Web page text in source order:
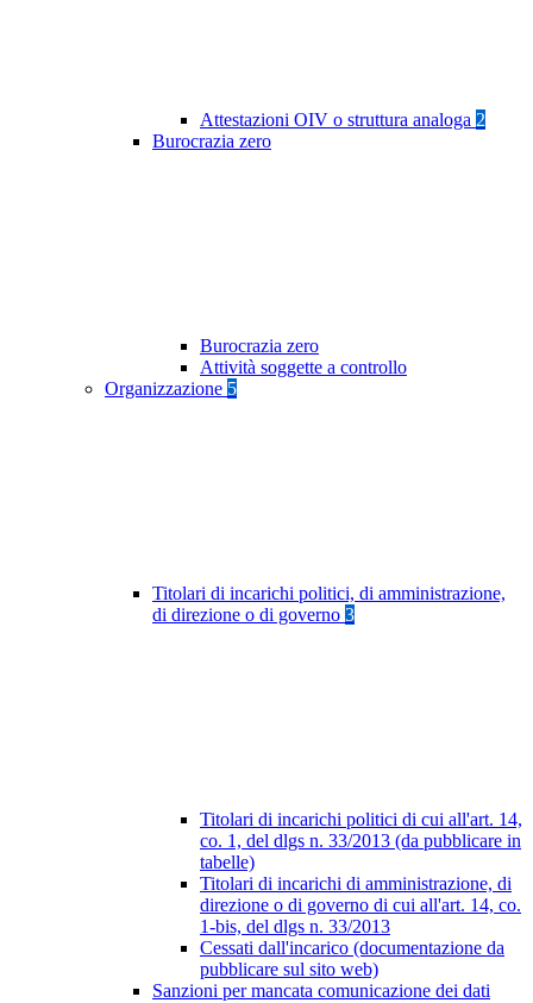
Attestazioni OIV o struttura analoga 2
Burocrazia zero
Burocrazia zero
Attività soggette a controllo
Organizzazione 5
Titolari di incarichi politici, di amministrazione,
di direzione o di governo 3
Titolari di incarichi politici di cui all'art. 14,
co. 1, del dlgs n. 33/2013 (da pubblicare in
tabelle)
Titolari di incarichi di amministrazione, di
direzione o di governo di cui all'art. 14, co.
1-bis, del dlgs n. 33/2013
Cessati dall'incarico (documentazione da
pubblicare sul sito web)
Sanzioni per mancata comunicazione dei dati